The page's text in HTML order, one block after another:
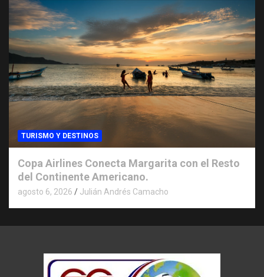
TURISMO Y DESTINOS
Copa Airlines Conecta Margarita con el Resto
del Continente Americano.
agosto 6, 2026 Julián Andrés Camacho